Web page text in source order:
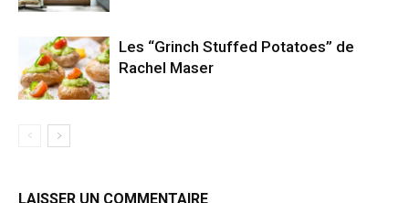
Les “Grinch Stuffed Potatoes” de
Rachel Maser
LAISSER UN COMMENTAIRE